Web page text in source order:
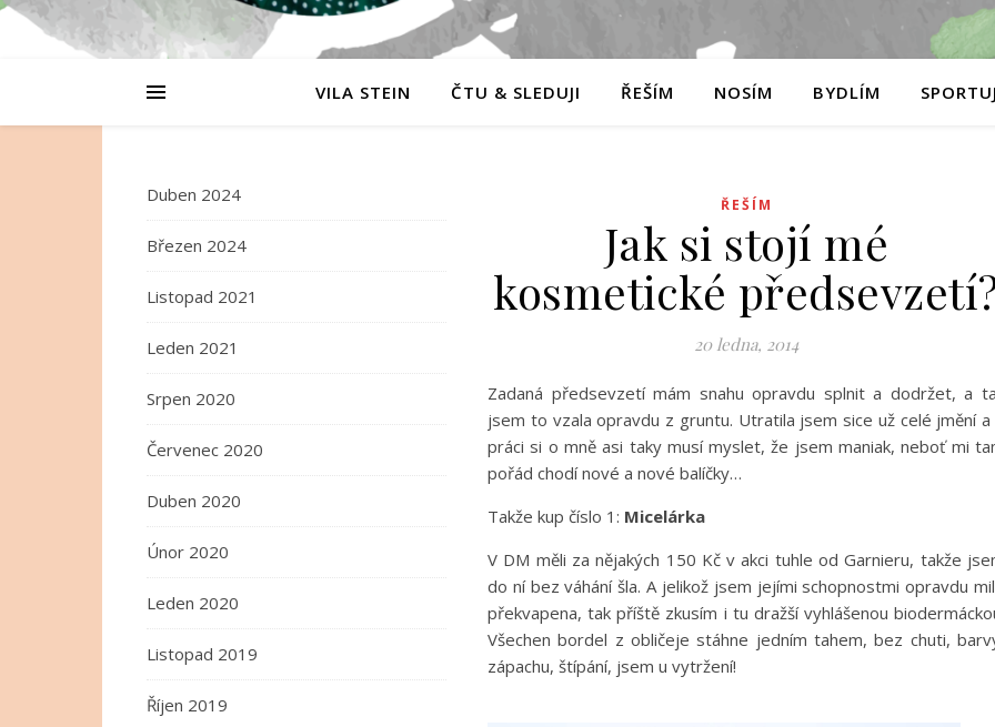
VILA STEIN ČTU & SLEDUJI ŘEŠÍM NOSÍM BYDLÍM
Duben 2024
Březen 2024
Listopad 2021
Leden 2021
Srpen 2020
Červenec 2020
Duben 2020
Únor 2020
Leden 2020
Listopad 2019
Říjen 2019
ŘEŠÍM
Jak si stojí mé
kosmetické
20 ledna, 2014
Zadaná předsevzetí mám snahu opravdu splnit a dodržet, a
jsem to vzala opravdu z gruntu. Utratila jsem sice už celé jmění
práci si o mně asi taky musí myslet, že jsem maniak, neboť mi
pořád chodí nové a nové balíčky…
Takže kup číslo 1: Micelárka
V DM měli za nějakých 150 Kč v akci tuhle od Garnieru, takže
do ní bez váhání šla. A jelikož jsem jejími schopnostmi opravdu
překvapena, tak příště zkusím i tu dražší vyhlášenou
Všechen bordel z obličeje stáhne jedním tahem, bez chuti,
zápachu, štípání, jsem u vytržení!